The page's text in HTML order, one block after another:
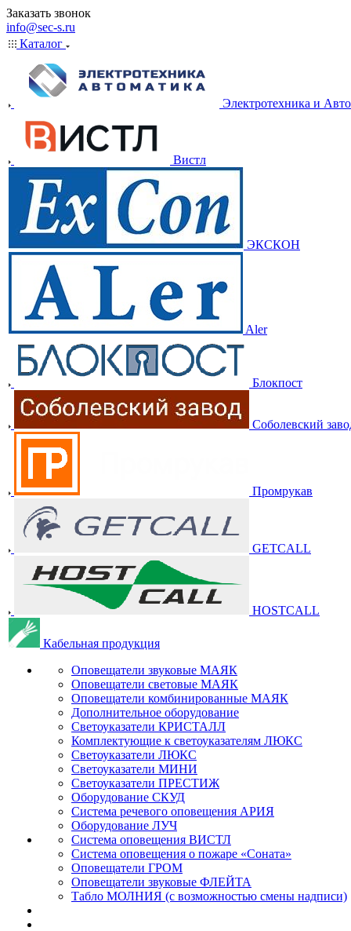
Заказать звонок
info@sec-s.ru
Каталог
Электротехника и
Вистл
ЭКСКОН
Aler
Блокпост
Соболевский
Промрукав
GETCALL
HOSTCALL
Кабельная продукция
Оповещатели звуковые МАЯК
Оповещатели световые МАЯК
Оповещатели комбинированные МАЯК
Дополнительное оборудование
Светоуказатели КРИСТАЛЛ
Комплектующие к светоуказателям ЛЮКС
Светоуказатели ЛЮКС
Светоуказатели МИНИ
Светоуказатели ПРЕСТИЖ
Оборудование СКУД
Система речевого оповещения АРИЯ
Оборудование ЛУЧ
Система оповещения ВИСТЛ
Система оповещения о пожаре «Соната»
Оповещатели ГРОМ
Оповещатели звуковые ФЛЕЙТА
Табло МОЛНИЯ (с возможностью смены надписи)